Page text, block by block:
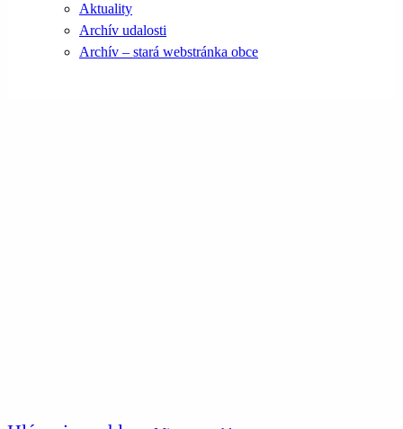
Aktuality
Archív udalosti
Archív – stará webstránka obce